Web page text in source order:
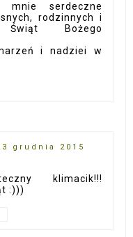
mnie serdeczne
rodzinnych i
Świąt Bożego
i nadziei w
grudnia 2015
klimacik!!!
:)))